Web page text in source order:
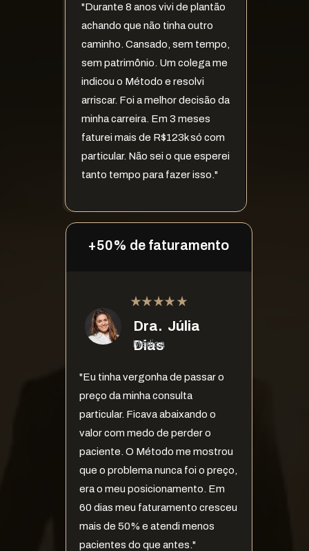
+50% de faturamento
Dra.  Júlia
Dias
Médica
"Durante 8 anos vivi de plantão
achando que não tinha outro
caminho. Cansado, sem tempo,
sem patrimônio. Um colega me
indicou o Método e resolvi
arriscar. Foi a melhor decisão da
minha carreira. Em 3 meses
faturei mais de R$123k só com
particular. Não sei o que esperei
tanto tempo para fazer isso."
"Eu tinha vergonha de passar o
preço da minha consulta
particular. Ficava abaixando o
valor com medo de perder o
paciente. O Método me mostrou
que o problema nunca foi o preço,
era o meu posicionamento. Em
60 dias meu faturamento cresceu
mais de 50% e atendi menos
pacientes do que antes."